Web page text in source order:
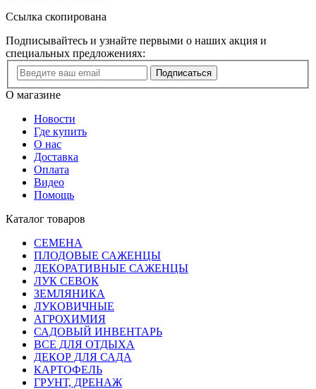
Ссылка скопирована
Подписывайтесь и узнайте первыми о наших акция и
специальных предложениях:
Подписаться
О магазине
Новости
Где купить
О нас
Доставка
Оплата
Видео
Помощь
Каталог товаров
СЕМЕНА
ПЛОДОВЫЕ САЖЕНЦЫ
ДЕКОРАТИВНЫЕ САЖЕНЦЫ
ЛУК СЕВОК
ЗЕМЛЯНИКА
ЛУКОВИЧНЫЕ
АГРОХИМИЯ
САДОВЫЙ ИНВЕНТАРЬ
ВСЕ ДЛЯ ОТДЫХА
ДЕКОР ДЛЯ САДА
КАРТОФЕЛЬ
ГРУНТ, ДРЕНАЖ